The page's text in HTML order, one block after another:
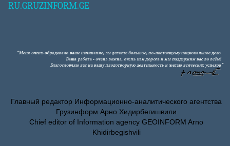
RU.GRUZINFORM.GE
Главный редактор Информационно-аналитического агентства
Грузинформ Арно Хидирбегишвили
Chief editor of Information agency GEOINFORM Arno
Khidirbegishvili